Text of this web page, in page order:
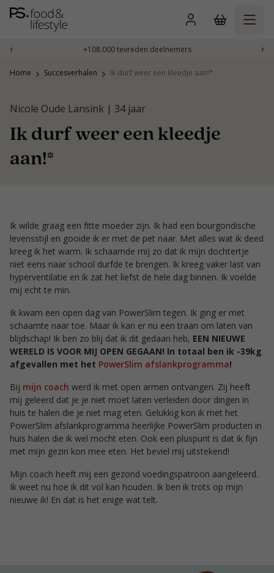
Naar
inhoud
‹ +108.000 tevreden deelnemers ›
Home Succesverhalen Ik durf weer een kleedje aan!*
Nicole Oude Lansink | 34 jaar
Ik durf weer een kleedje
aan!*
Ik wilde graag een fitte moeder zijn. Ik had een bourgondische
levensstijl en gooide ik er met de pet naar. Met alles wat ik deed
kreeg ik het warm. Ik schaamde mij zo dat ik mijn dochtertje
niet eens naar school durfde te brengen. Ik kreeg vaker last van
hyperventilatie en ik zat het liefst de hele dag binnen. Ik voelde
mij echt te min.
Ik kwam een open dag van PowerSlim tegen. Ik ging er met
schaamte naar toe. Maar ik kan er nu een traan om laten van
blijdschap! Ik ben zo blij dat ik dit gedaan heb, EEN NIEUWE
WERELD IS VOOR MIJ OPEN GEGAAN! In totaal ben ik -39kg
afgevallen met het PowerSlim afslankprogramma!
Bij mijn coach werd ik met open armen ontvangen. Zij heeft
mij geleerd dat je je niet moet laten verleiden door dingen in
huis te halen die je niet mag eten. Gelukkig kon ik met het
PowerSlim afslankprogramma heerlijke PowerSlim producten in
huis halen die ik wel mocht eten. Ook een pluspunt is dat ik fijn
met mijn gezin kon mee eten. Het beviel mij uitstekend!
Mijn coach heeft mij een gezond voedingspatroon aangeleerd.
Ik weet nu hoe ik dit vol kan houden. Ik ben ik trots op mijn
nieuwe ik! En dat is het enige wat telt.